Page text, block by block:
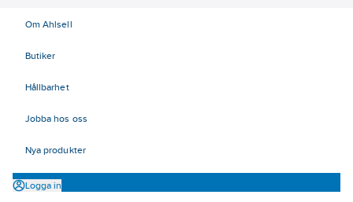
Om Ahlsell
Butiker
Hållbarhet
Jobba hos oss
Nya produkter
Logga in